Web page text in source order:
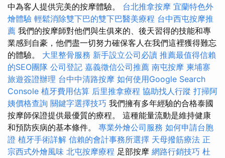
中為客人提供完美的按摩體驗。 台北推拿按摩 宜蘭特色外
燴體驗 輕鬆消除雙下巴的雙下巴醫美療程 台中西屯按摩推
薦 我們的按摩師對他們與生俱來的、後天習得的技能和專
業感到自豪，他們盡一切努力確保客人在我們這裡獲得難忘
的體驗。 大里整骨服務 新手設立公司必讀 推薦最值得信賴
的SEO團隊 公司登記 嘉義徵信公司推薦 南屯按摩 柬埔寨
旅遊簽證辦理 台中中清路按摩 如何使用Google Search
Console 植牙費用估算 后里推拿療程 協助找人行蹤 打掃阿
姨價格查詢 關鍵字選擇技巧 我們擁有多年經驗的合格泰國
按摩師保證提供最優質的療程。 這種能量流動是維持健康
和預防疾病的基本條件。 專業外燴公司服務 如何申請台胞
證 植牙手術詳解 信賴的會計事務所選擇 天母撥筋療法 正
宗西式外燴風味 北屯按摩療程 足部按摩 網路行銷技巧 杜